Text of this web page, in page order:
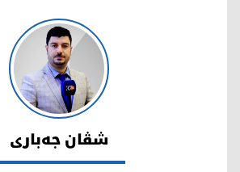
شڤان جەباری
شڤان جەباری